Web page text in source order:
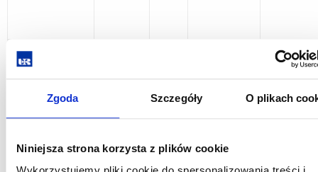
Zgoda Szczegóły O plikach
Niniejsza strona korzysta z plików cookie
Food
microbiology
30 5
Grabek-
Lejko,
English
Nutrition,
aging and
30 5
Katarzyna
English